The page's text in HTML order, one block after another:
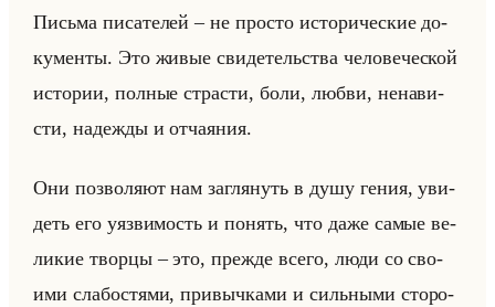
Письма пи­са­те­лей – не про­сто ис­то­ри­че­ские до­
ку­мен­ты. Это живые сви­де­тельства че­ло­ве­че­ской
ис­то­рии, пол­ные стра­сти, боли, любви, нена­ви­
сти, на­деж­ды и от­ча­яния.
Они поз­во­ля­ют нам за­гля­нуть в душу гения, уви­
деть его уяз­ви­мость и по­нять, что даже самые ве­
ли­кие твор­цы – это, преж­де всего, люди со сво­
ими сла­бо­стя­ми, при­выч­ка­ми и сильны­ми сто­ро­